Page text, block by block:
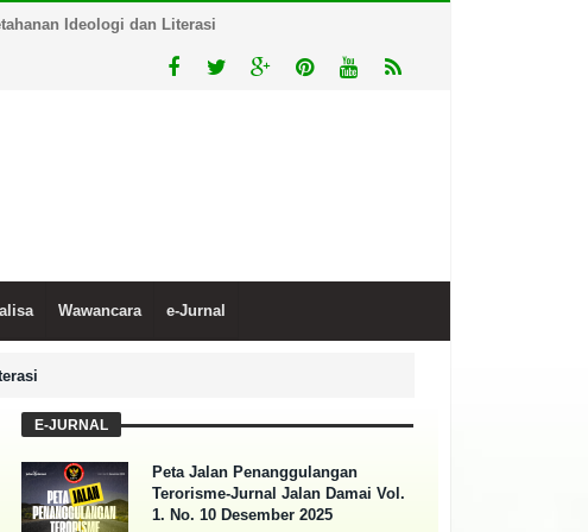
Ideologi dan Literasi
Wawancara e-Jurnal
E-JURNAL
Peta Jalan Penanggulangan
Terorisme-Jurnal Jalan Damai Vol.
1. No. 10 Desember 2025